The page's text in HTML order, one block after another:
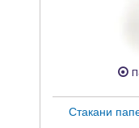
Стакани